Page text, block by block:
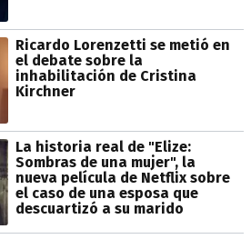
Ricardo Lorenzetti se metió en
el debate sobre la
inhabilitación de Cristina
Kirchner
La historia real de "Elize:
Sombras de una mujer", la
nueva película de Netflix sobre
el caso de una esposa que
descuartizó a su marido